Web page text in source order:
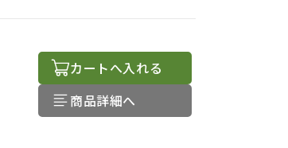
カートへ入れる
商品詳細へ